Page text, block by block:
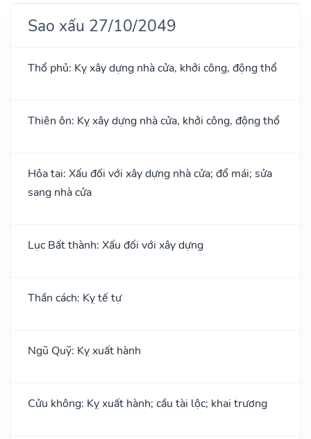
Sao xấu 27/10/2049
Thổ phủ: Kỵ xây dựng nhà cửa, khởi công, động thổ
Thiên ôn: Kỵ xây dựng nhà cửa, khởi công, động thổ
Hỏa tai: Xấu đối với xây dựng nhà cửa; đổ mái; sửa
sang nhà cửa
Lục Bất thành: Xấu đối với xây dựng
Thần cách: Kỵ tế tự
Ngũ Quỹ: Kỵ xuất hành
Cửu không: Kỵ xuất hành; cầu tài lộc; khai trương